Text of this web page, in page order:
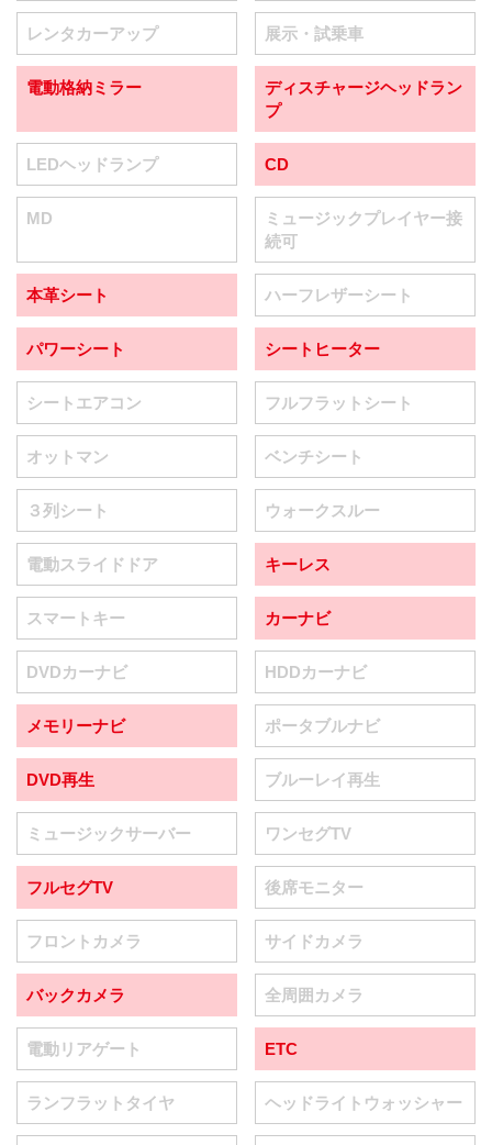
レンタカーアップ 展示・試乗車
電動格納ミラー
ディスチャージヘッドラン
プ
LEDヘッドランプ CD
MD
ミュージックプレイヤー接
続可
本革シート ハーフレザーシート
パワーシート シートヒーター
シートエアコン フルフラットシート
オットマン ベンチシート
３列シート ウォークスルー
電動スライドドア キーレス
スマートキー カーナビ
DVDカーナビ HDDカーナビ
メモリーナビ ポータブルナビ
DVD再生 ブルーレイ再生
ミュージックサーバー ワンセグTV
フルセグTV 後席モニター
フロントカメラ サイドカメラ
バックカメラ 全周囲カメラ
電動リアゲート ETC
ランフラットタイヤ ヘッドライトウォッシャー